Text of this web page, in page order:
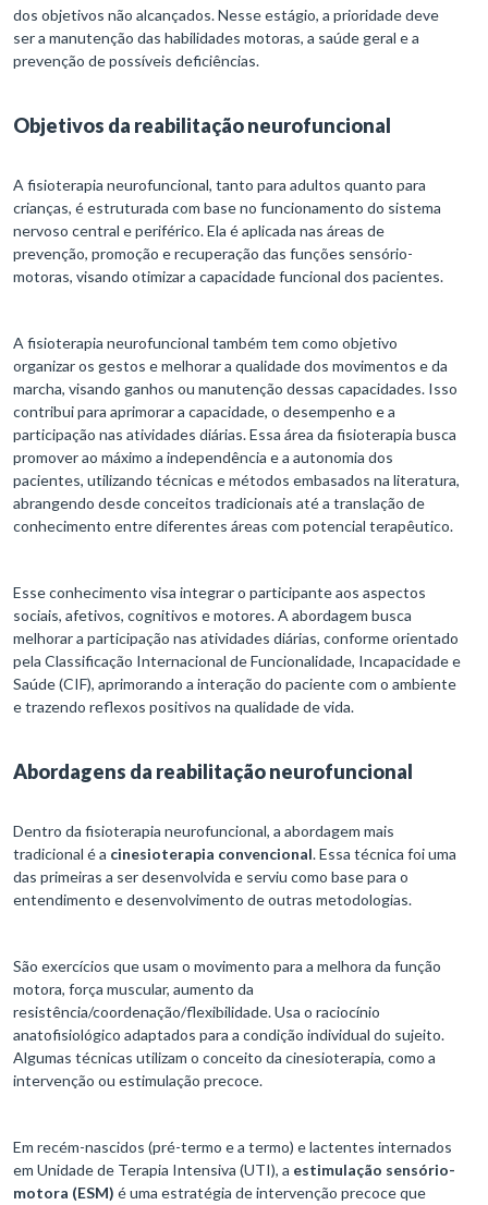
dos objetivos não alcançados. Nesse estágio, a prioridade deve
ser a manutenção das habilidades motoras, a saúde geral e a
prevenção de possíveis deficiências.
Objetivos da reabilitação neurofuncional
A fisioterapia neurofuncional, tanto para adultos quanto para
crianças, é estruturada com base no funcionamento do sistema
nervoso central e periférico. Ela é aplicada nas áreas de
prevenção, promoção e recuperação das funções sensório-
motoras, visando otimizar a capacidade funcional dos pacientes.
A fisioterapia neurofuncional também tem como objetivo
organizar os gestos e melhorar a qualidade dos movimentos e da
marcha, visando ganhos ou manutenção dessas capacidades. Isso
contribui para aprimorar a capacidade, o desempenho e a
participação nas atividades diárias. Essa área da fisioterapia busca
promover ao máximo a independência e a autonomia dos
pacientes, utilizando técnicas e métodos embasados na literatura,
abrangendo desde conceitos tradicionais até a translação de
conhecimento entre diferentes áreas com potencial terapêutico.
Esse conhecimento visa integrar o participante aos aspectos
sociais, afetivos, cognitivos e motores. A abordagem busca
melhorar a participação nas atividades diárias, conforme orientado
pela Classificação Internacional de Funcionalidade, Incapacidade e
Saúde (CIF), aprimorando a interação do paciente com o ambiente
e trazendo reflexos positivos na qualidade de vida.
Abordagens da reabilitação neurofuncional
Dentro da fisioterapia neurofuncional, a abordagem mais
tradicional é a cinesioterapia convencional. Essa técnica foi uma
das primeiras a ser desenvolvida e serviu como base para o
entendimento e desenvolvimento de outras metodologias.
São exercícios que usam o movimento para a melhora da função
motora, força muscular, aumento da
resistência/coordenação/flexibilidade. Usa o raciocínio
anatofisiológico adaptados para a condição individual do sujeito.
Algumas técnicas utilizam o conceito da cinesioterapia, como a
intervenção ou estimulação precoce.
Em recém-nascidos (pré-termo e a termo) e lactentes internados
em Unidade de Terapia Intensiva (UTI), a estimulação sensório-
motora (ESM) é uma estratégia de intervenção precoce que